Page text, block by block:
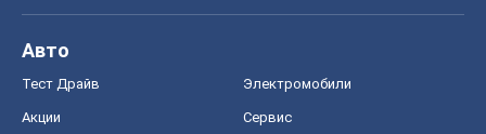
Авто
Тест Драйв Электромобили
Акции Сервис